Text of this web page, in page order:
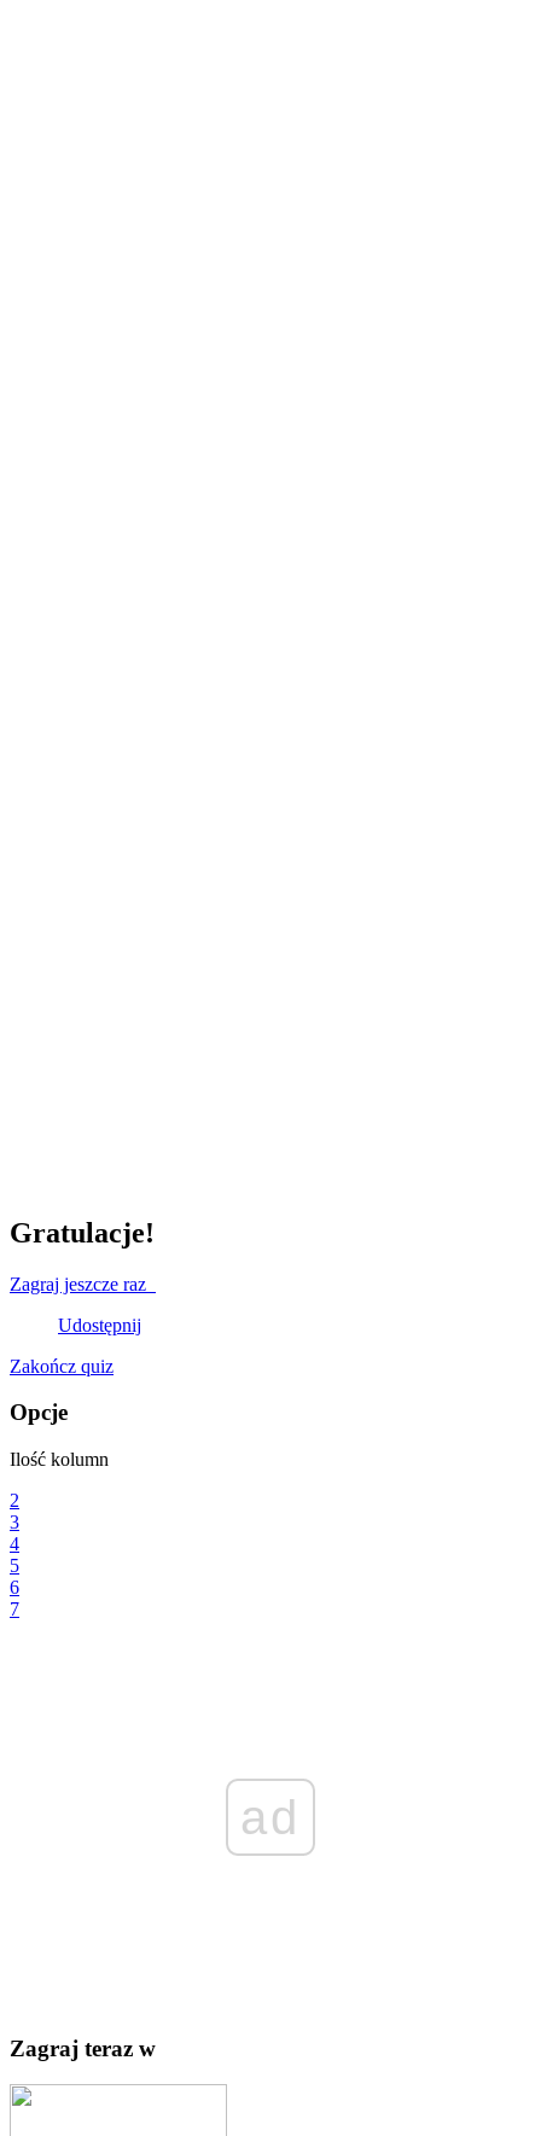
Gratulacje!
Zagraj jeszcze raz
Udostępnij
Zakończ quiz
Opcje
Ilość kolumn
2
3
4
5
6
7
ad
Zagraj teraz w